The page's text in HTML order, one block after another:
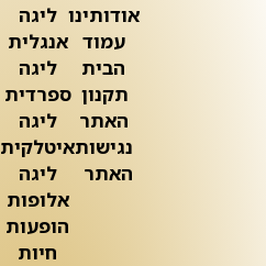
אודותינו
עמוד
הבית
תקנון
האתר
נגישות
האתר
ליגה
אנגלית
ליגה
ספרדית
ליגה
איטלקית
ליגה
אלופות
הופעות
חיות